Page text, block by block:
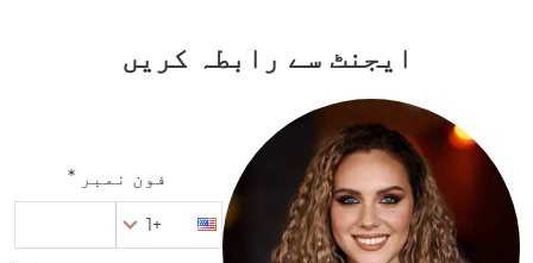
ایجنٹ سے رابطہ کریں
فون نمبر *
+1